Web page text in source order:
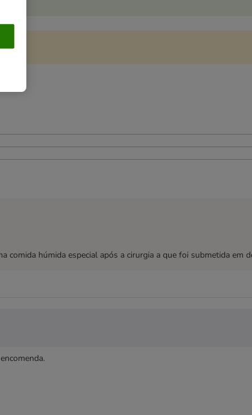
húmida especial após a cirurgia a que foi submetida